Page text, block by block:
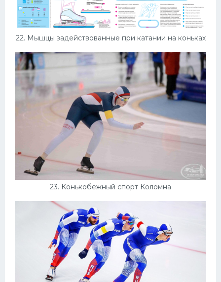
22. Мышцы задействованные при катании на коньках
23. Конькобежный спорт Коломна